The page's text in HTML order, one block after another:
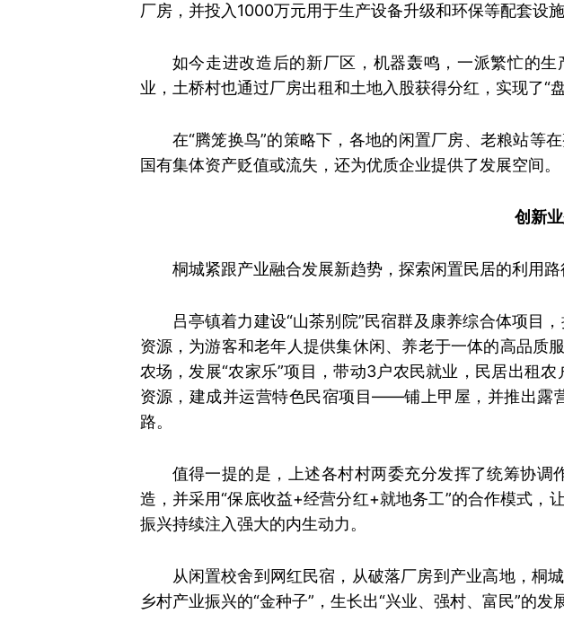
厂房，并投入1000万元用于生产设备升级和环保等配套设施
如今走进改造后的新厂区，机器轰鸣，一派繁忙的
业，土桥村也通过厂房出租和土地入股获得分红，实现了“
在“腾笼换鸟”的策略下，各地的闲置厂房、老粮站等
国有集体资产贬值或流失，还为优质企业提供了发展空间。
创新
桐城紧跟产业融合发展新趋势，探索闲置民居的利用
吕亭镇着力建设“山茶别院”民宿群及康养综合体项目
资源，为游客和老年人提供集休闲、养老于一体的高品质
农场，发展“农家乐”项目，带动3户农民就业，民居出租
资源，建成并运营特色民宿项目——铺上甲屋，并推出露
路。
值得一提的是，上述各村村两委充分发挥了统筹协
造，并采用“保底收益+经营分红+就地务工”的合作模式，
振兴持续注入强大的内生动力。
从闲置校舍到网红民宿，从破落厂房到产业高地，桐
乡村产业振兴的“金种子”，生长出“兴业、强村、富民”